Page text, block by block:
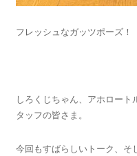
フレッシュなガッツポーズ！
しろくじちゃん、アホロー
タッフの皆さま。
今回もすばらしいトーク、そ